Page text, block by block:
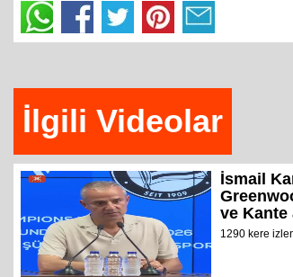
İlgili Videolar
İsmail
ve Kante
1290 kere